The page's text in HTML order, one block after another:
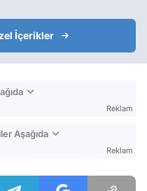
İçerikler
Reklam
Aşağıda
Reklam